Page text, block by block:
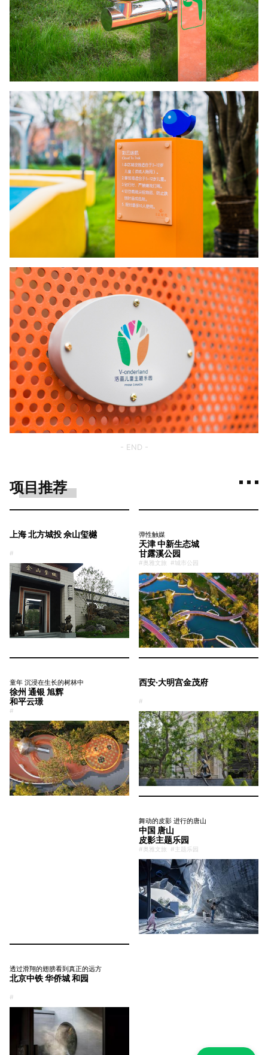
- END -
项目推荐
上海 北方城投 佘山玺樾
#
弹性触媒
天津 中新生态城
甘露溪公园
#奥雅文旅 #城市公园
童年 沉浸在生长的树林中
徐州 通银 旭辉
和平云璟
#
西安·大明宫金茂府
#
舞动的皮影 进行的唐山
中国 唐山
皮影主题乐园
#奥雅文旅 #主题乐园
透过滑翔的翅膀看到真正的远方
北京中铁 华侨城 和园
#